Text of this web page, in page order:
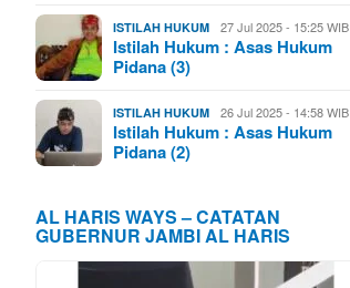
ISTILAH HUKUM 27 Jul 2025 - 15:25 WIB
Istilah Hukum : Asas Hukum
Pidana (3)
ISTILAH HUKUM 26 Jul 2025 - 14:58 WIB
Istilah Hukum : Asas Hukum
Pidana (2)
AL HARIS WAYS – CATATAN
GUBERNUR JAMBI AL HARIS